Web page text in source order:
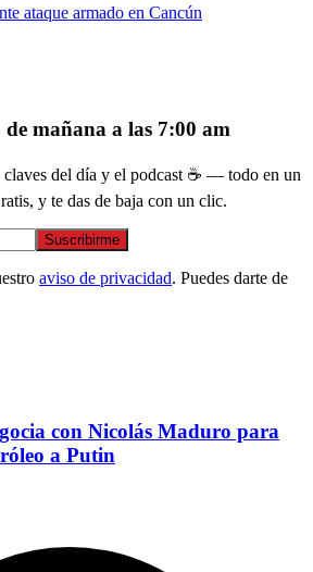
ataque armado en Cancún
mañana a las 7:00 am
claves del día y el podcast ☕ — todo en un
y te das de baja con un clic.
Suscribirme
aviso de privacidad. Puedes darte de
con Nicolás Maduro para
a Putin